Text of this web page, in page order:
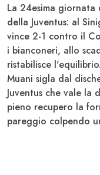
La 24esima
della Juventus: al
vince 2-1 contro il
i bianconeri, allo
ristabilisce
Muani sigla dal
Juventus che vale
pieno recupero la
pareggio colpendo